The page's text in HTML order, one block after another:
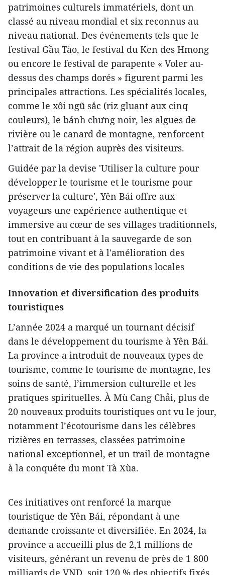
patrimoines culturels immatériels, dont un
classé au niveau mondial et six reconnus au
niveau national. Des événements tels que le
festival Gầu Tào, le festival du Ken des Hmong
ou encore le festival de parapente « Voler au-
dessus des champs dorés » figurent parmi les
principales attractions. Les spécialités locales,
comme le xôi ngũ sắc (riz gluant aux cinq
couleurs), le bánh chưng noir, les algues de
rivière ou le canard de montagne, renforcent
l’attrait de la région auprès des visiteurs.
Guidée par la devise 'Utiliser la culture pour
développer le tourisme et le tourisme pour
préserver la culture', Yên Bái offre aux
voyageurs une expérience authentique et
immersive au cœur de ses villages traditionnels,
tout en contribuant à la sauvegarde de son
patrimoine vivant et à l'amélioration des
conditions de vie des populations locales
Innovation et diversification des produits
touristiques
L’année 2024 a marqué un tournant décisif
dans le développement du tourisme à Yên Bái.
La province a introduit de nouveaux types de
tourisme, comme le tourisme de montagne, les
soins de santé, l’immersion culturelle et les
pratiques spirituelles. À Mù Cang Chải, plus de
20 nouveaux produits touristiques ont vu le jour,
notamment l’écotourisme dans les célèbres
rizières en terrasses, classées patrimoine
national exceptionnel, et un trail de montagne
à la conquête du mont Tà Xùa.
Ces initiatives ont renforcé la marque
touristique de Yên Bái, répondant à une
demande croissante et diversifiée. En 2024, la
province a accueilli plus de 2,1 millions de
visiteurs, générant un revenu de près de 1 800
milliards de VND, soit 120 % des objectifs fixés.